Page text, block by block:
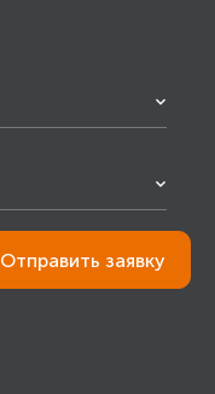
Отправить заявку